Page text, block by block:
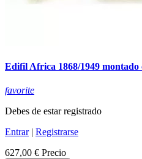
Edifil Africa 1868/1949 montado
favorite
Debes de estar registrado
Entrar| Registrarse
627,00 € Precio